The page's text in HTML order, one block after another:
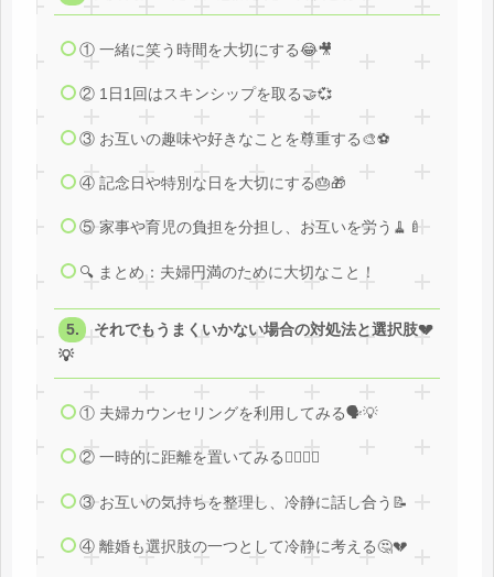
① 一緒に笑う時間を大切にする😂🎥
② 1日1回はスキンシップを取る🤝💞
③ お互いの趣味や好きなことを尊重する🎨⚽
④ 記念日や特別な日を大切にする🎂🎁
⑤ 家事や育児の負担を分担し、お互いを労う🧹🍼
🔍 まとめ：夫婦円満のために大切なこと！
それでもうまくいかない場合の対処法と選択肢💔
💡
① 夫婦カウンセリングを利用してみる🗣️💡
② 一時的に距離を置いてみる🚶‍♂️🚶‍♀️
③ お互いの気持ちを整理し、冷静に話し合う📝
④ 離婚も選択肢の一つとして冷静に考える🤔💔